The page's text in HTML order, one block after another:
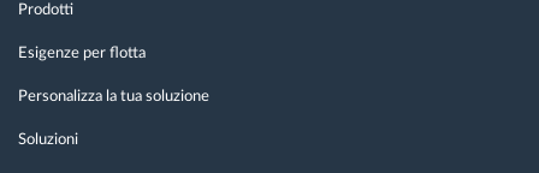
Prodotti
Esigenze per flotta
Personalizza la tua soluzione
Soluzioni